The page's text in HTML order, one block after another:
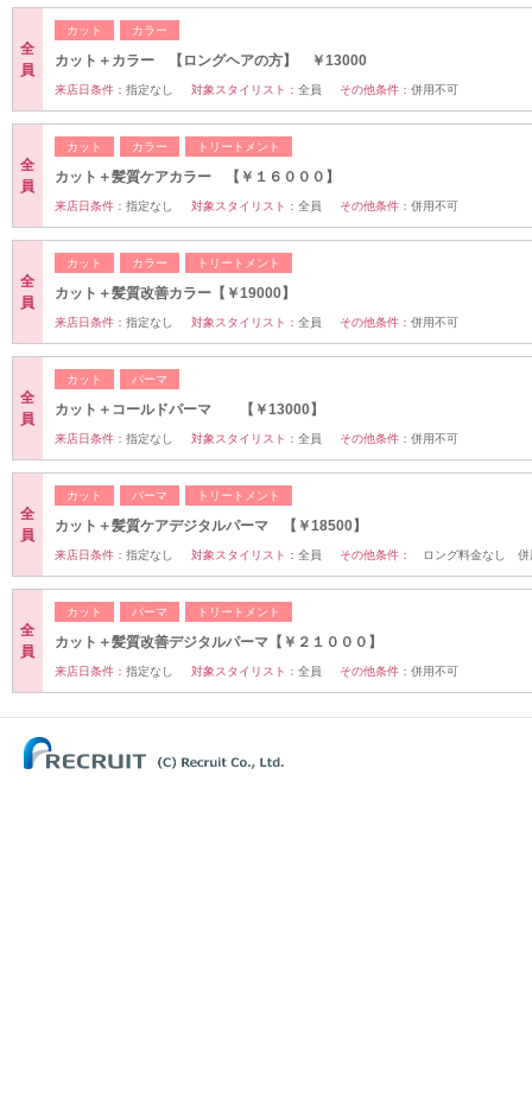
全
員
カット カラー
カット＋カラー 【ロングヘアの方】 ￥13000
来店日条件： 指定なし 対象スタイリスト： 全員 その他条件： 併用不可
全
員
カット カラー トリートメント
カット＋髪質ケアカラー 【￥１６０００】
来店日条件： 指定なし 対象スタイリスト： 全員 その他条件： 併用不可
全
員
カット カラー トリートメント
カット＋髪質改善カラー【￥19000】
来店日条件： 指定なし 対象スタイリスト： 全員 その他条件： 併用不可
全
員
カット パーマ
カット＋コールドパーマ 【￥13000】
来店日条件： 指定なし 対象スタイリスト： 全員 その他条件： 併用不可
全
員
カット パーマ トリートメント
カット＋髪質ケアデジタルパーマ 【￥18500】
来店日条件： 指定なし 対象スタイリスト： 全員 その他条件： ロング料金なし 併
全
員
カット パーマ トリートメント
カット＋髪質改善デジタルパーマ【￥２１０００】
来店日条件： 指定なし 対象スタイリスト： 全員 その他条件： 併用不可